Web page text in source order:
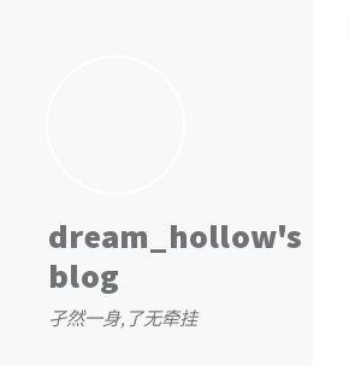
dream_hollow's
blog
孑然一身,了无牵挂